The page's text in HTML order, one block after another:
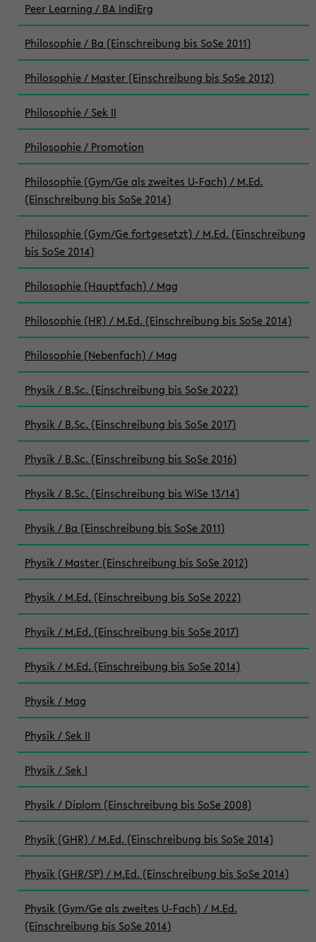
Peer Learning / BA IndiErg
Philosophie / Ba (Einschreibung bis SoSe 2011)
Philosophie / Master (Einschreibung bis SoSe 2012)
Philosophie / Sek II
Philosophie / Promotion
Philosophie (Gym/Ge als zweites U-Fach) / M.Ed.
(Einschreibung bis SoSe 2014)
Philosophie (Gym/Ge fortgesetzt) / M.Ed. (Einschreibung
bis SoSe 2014)
Philosophie (Hauptfach) / Mag
Philosophie (HR) / M.Ed. (Einschreibung bis SoSe 2014)
Philosophie (Nebenfach) / Mag
Physik / B.Sc. (Einschreibung bis SoSe 2022)
Physik / B.Sc. (Einschreibung bis SoSe 2017)
Physik / B.Sc. (Einschreibung bis SoSe 2016)
Physik / B.Sc. (Einschreibung bis WiSe 13/14)
Physik / Ba (Einschreibung bis SoSe 2011)
Physik / Master (Einschreibung bis SoSe 2012)
Physik / M.Ed. (Einschreibung bis SoSe 2022)
Physik / M.Ed. (Einschreibung bis SoSe 2017)
Physik / M.Ed. (Einschreibung bis SoSe 2014)
Physik / Mag
Physik / Sek II
Physik / Sek I
Physik / Diplom (Einschreibung bis SoSe 2008)
Physik (GHR) / M.Ed. (Einschreibung bis SoSe 2014)
Physik (GHR/SP) / M.Ed. (Einschreibung bis SoSe 2014)
Physik (Gym/Ge als zweites U-Fach) / M.Ed.
(Einschreibung bis SoSe 2014)